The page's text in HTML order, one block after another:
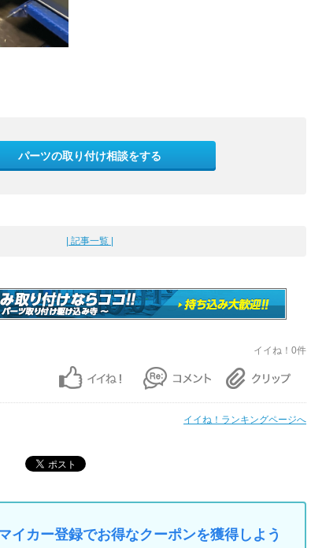
パーツの取り付け相談をする
| 記事一覧 |
イイね！0件
イイね！ランキングページへ
イカー登録でお得なクーポンを獲得しよう